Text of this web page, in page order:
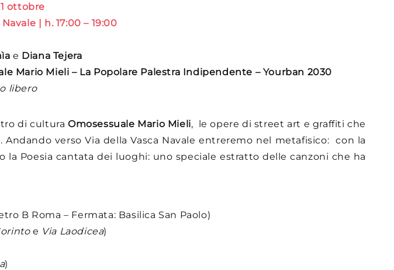
ottobre
| h. 17:00 – 19:00
e Diana Tejera
Mario Mieli – La Popolare Palestra Indipendente – Yourban 2030
libero
di cultura Omosessuale Mario Mieli, le opere di street art e graffiti che
verso Via della Vasca Navale entreremo nel metafisico: con la
la Poesia cantata dei luoghi: uno speciale estratto delle canzoni che ha
B Roma – Fermata: Basilica San Paolo)
e Via Laodicea)
)